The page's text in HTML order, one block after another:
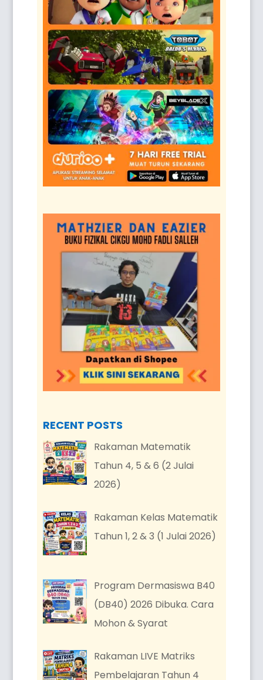
RECENT POSTS
Rakaman Matematik
Tahun 4, 5 & 6 (2 Julai
2026)
Rakaman Kelas Matematik
Tahun 1, 2 & 3 (1 Julai 2026)
Program Dermasiswa B40
(DB40) 2026 Dibuka. Cara
Mohon & Syarat
Rakaman LIVE Matriks
Pembelajaran Tahun 4